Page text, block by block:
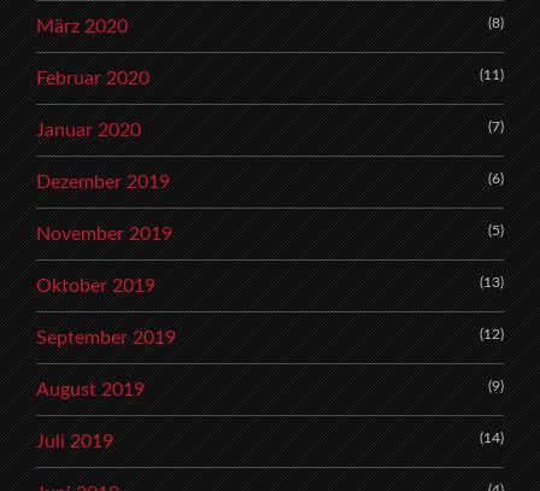
März 2020 (8)
Februar 2020 (11)
Januar 2020 (7)
Dezember 2019 (6)
November 2019 (5)
Oktober 2019 (13)
September 2019 (12)
August 2019 (9)
Juli 2019 (14)